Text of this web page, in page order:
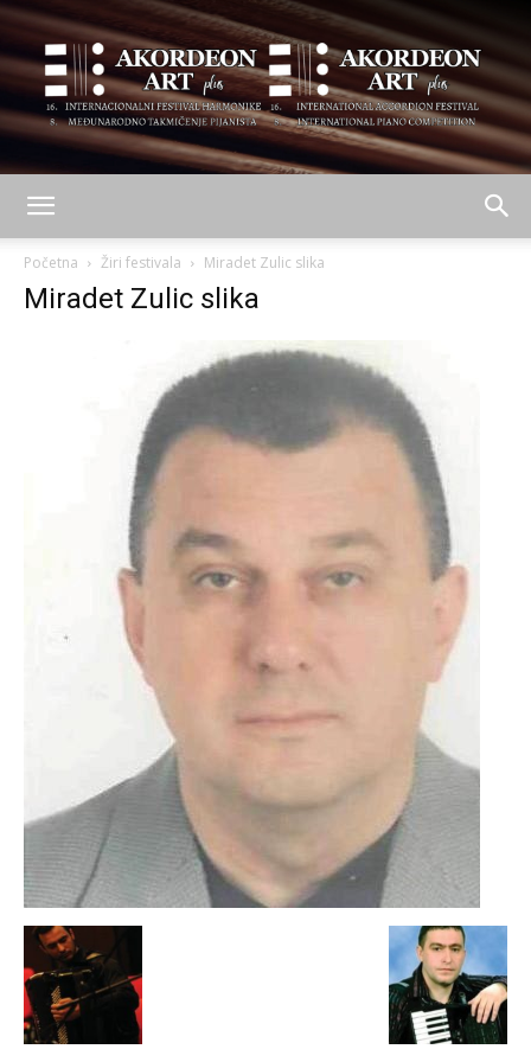
plus
Početna Žiri festivala Miradet Zulic slika
Miradet Zulic slika